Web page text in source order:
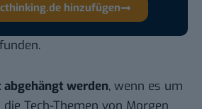
hinzufügen
werden, wenn es um